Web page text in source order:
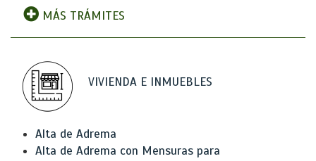
MÁS TRÁMITES
VIVIENDA E INMUEBLES
Alta de Adrema
Alta de Adrema con Mensuras para